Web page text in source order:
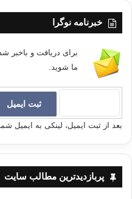
خبرنامه نوگرا
برای دریافت و باخبر
ما شوید.
بعد از ثبت ایمیل، لینکی به ایمیل
پربازدیدترین مطالب سایت